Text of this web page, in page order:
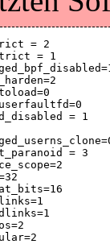
= 2
= 1
= 1
= 3